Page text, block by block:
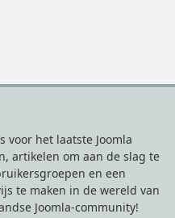
voor het laatste Joomla
artikelen om aan de slag te
en een
te maken in de wereld van
Joomla-community!